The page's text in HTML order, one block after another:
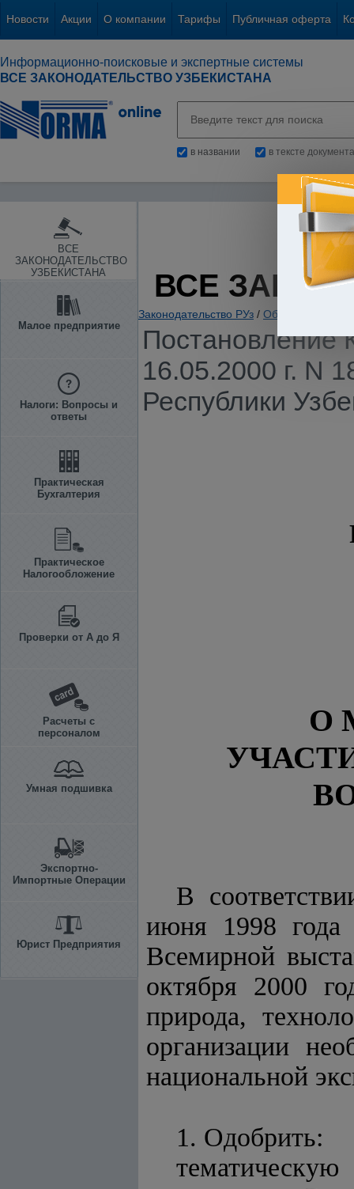
Новости Акции О компании Тарифы Публичная оферта
Информационно-поисковые и экспертные системы
ВСЕ ЗАКОНОДАТЕЛЬСТВО УЗБЕКИСТАНА
в названии в тексте документа
ВСЕ
ЗАКОНОДАТЕЛЬСТВО
УЗБЕКИСТАНА
Малое предприятие
Налоги: Вопросы и
ответы
Практическая
Бухгалтерия
Практическое
Налогообложение
Проверки от А до Я
Расчеты с
персоналом
Умная подшивка
Экспортно-
Импортные Операции
Юрист Предприятия
ВСЕ
Законодательство РУз / Образование.
Постановление
16.05.2000 г. N
Республики
О
В
июня 1998 года
Всемирной
октября 2000
природа,
организации
национальной
1. Одобрить: